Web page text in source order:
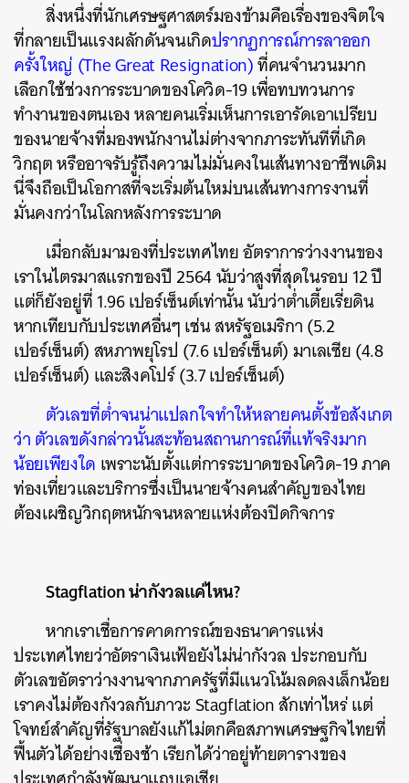
สิ่งหนึ่งที่นักเศรษฐศาสตร์มองข้ามคือเรื่องของจิตใจ
ที่กลายเป็นแรงผลักดันจนเกิดปรากฏการณ์การลาออก
ครั้งใหญ่ (The Great Resignation)ที่คนจำนวนมาก
เลือกใช้ช่วงการระบาดของโควิด-19 เพื่อทบทวนการ
ทำงานของตนเอง หลายคนเริ่มเห็นการเอารัดเอาเปรียบ
ของนายจ้างที่มองพนักงานไม่ต่างจากภาระทันทีที่เกิด
วิกฤต หรืออาจรับรู้ถึงความไม่มั่นคงในเส้นทางอาชีพเดิม
นี่จึงถือเป็นโอกาสที่จะเริ่มต้นใหม่บนเส้นทางการงานที่
มั่นคงกว่าในโลกหลังการระบาด
เมื่อกลับมามองที่ประเทศไทย อัตราการว่างงานของ
เราในไตรมาสแรกของปี 2564 นับว่าสูงที่สุดในรอบ 12 ปี
แต่ก็ยังอยู่ที่ 1.96 เปอร์เซ็นต์เท่านั้น นับว่าต่ำเตี้ยเรี่ยดิน
หากเทียบกับประเทศอื่นๆ เช่น สหรัฐอเมริกา (5.2
เปอร์เซ็นต์) สหภาพยุโรป (7.6 เปอร์เซ็นต์) มาเลเซีย (4.8
เปอร์เซ็นต์) และสิงคโปร์ (3.7 เปอร์เซ็นต์)
ตัวเลขที่ต่ำจนน่าแปลกใจทำให้หลายคนตั้งข้อสังเกต
ว่า ตัวเลขดังกล่าวนั้นสะท้อนสถานการณ์ที่แท้จริงมาก
น้อยเพียงใด เพราะนับตั้งแต่การระบาดของโควิด-19 ภาค
ท่องเที่ยวและบริการซึ่งเป็นนายจ้างคนสำคัญของไทย
ต้องเผชิญวิกฤตหนักจนหลายแห่งต้องปิดกิจการ
Stagflation น่ากังวลแค่ไหน?
หากเราเชื่อการคาดการณ์ของธนาคารแห่ง
ประเทศไทยว่าอัตราเงินเฟ้อยังไม่น่ากังวล ประกอบกับ
ตัวเลขอัตราว่างงานจากภาครัฐที่มีแนวโน้มลดลงเล็กน้อย
เราคงไม่ต้องกังวลกับภาวะ Stagflation สักเท่าไหร่ แต่
โจทย์สำคัญที่รัฐบาลยังแก้ไม่ตกคือสภาพเศรษฐกิจไทยที่
ฟื้นตัวได้อย่างเชื่องช้า เรียกได้ว่าอยู่ท้ายตารางของ